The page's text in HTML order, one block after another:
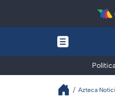
Azteca